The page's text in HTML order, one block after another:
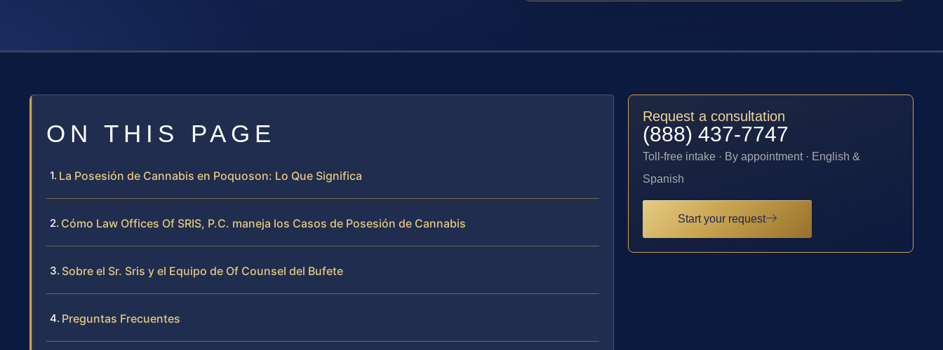
ON THIS PAGE
La Posesión de Cannabis en Poquoson: Lo Que Significa
Cómo Law Offices Of SRIS, P.C. maneja los Casos de Posesión de Cannabis
Sobre el Sr. Sris y el Equipo de Of Counsel del Bufete
Preguntas Frecuentes
Request a consultation
(888) 437-7747
Toll-free intake · By appointment · English &
Spanish
Start your request